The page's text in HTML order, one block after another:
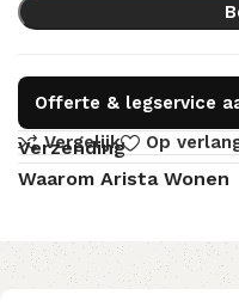
Offerte & legservice
Vergelijk
Op
Verzending
Waarom Arista Wonen